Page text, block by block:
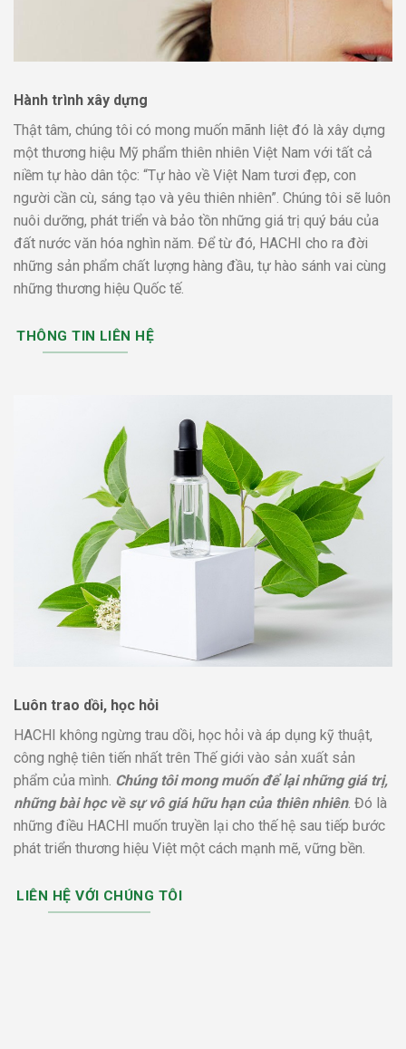
Hành trình xây dựng
Thật tâm, chúng tôi có mong muốn mãnh liệt đó là xây dựng
một thương hiệu Mỹ phẩm thiên nhiên Việt Nam với tất cả
niềm tự hào dân tộc: “Tự hào về Việt Nam tươi đẹp, con
người cần cù, sáng tạo và yêu thiên nhiên”. Chúng tôi sẽ luôn
nuôi dưỡng, phát triển và bảo tồn những giá trị quý báu của
đất nước văn hóa nghìn năm. Để từ đó, HACHI cho ra đời
những sản phẩm chất lượng hàng đầu, tự hào sánh vai cùng
những thương hiệu Quốc tế.
THÔNG TIN LIÊN HỆ
Luôn trao dồi, học hỏi
HACHI không ngừng trau dồi, học hỏi và áp dụng kỹ thuật,
công nghệ tiên tiến nhất trên Thế giới vào sản xuất sản
phẩm của mình. Chúng tôi mong muốn để lại những giá trị,
những bài học về sự vô giá hữu hạn của thiên nhiên. Đó là
những điều HACHI muốn truyền lại cho thế hệ sau tiếp bước
phát triển thương hiệu Việt một cách mạnh mẽ, vững bền.
LIÊN HỆ VỚI CHÚNG TÔI